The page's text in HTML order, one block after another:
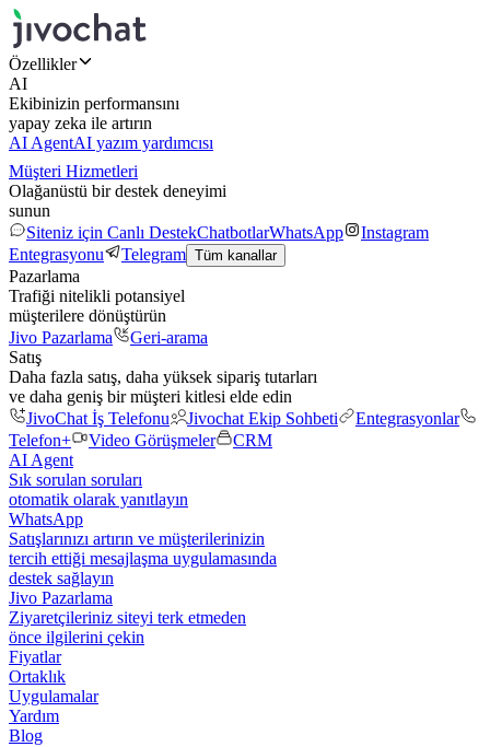
Özellikler
AI
Ekibinizin performansını
yapay zeka ile artırın
AI AgentAI yazım yardımcısı
Müşteri Hizmetleri
Olağanüstü bir destek deneyimi
sunun
Siteniz için Canlı DestekChatbotlarWhatsApp
Instagram
Entegrasyonu
Telegram Tüm kanallar
Pazarlama
Trafiği nitelikli potansiyel
müşterilere dönüştürün
Jivo Pazarlama
Geri-arama
Satış
Daha fazla satış, daha yüksek sipariş tutarları
ve daha geniş bir müşteri kitlesi elde edin
JivoChat İş Telefonu
Jivochat Ekip Sohbeti
Entegrasyonlar
Telefon+
Video Görüşmeler
CRM
AI Agent
Sık sorulan soruları
otomatik olarak yanıtlayın
WhatsApp
Satışlarınızı artırın ve müşterilerinizin
tercih ettiği mesajlaşma uygulamasında
destek sağlayın
Jivo Pazarlama
Ziyaretçileriniz siteyi terk etmeden
önce ilgilerini çekin
Fiyatlar
Ortaklık
Uygulamalar
Yardım
Blog